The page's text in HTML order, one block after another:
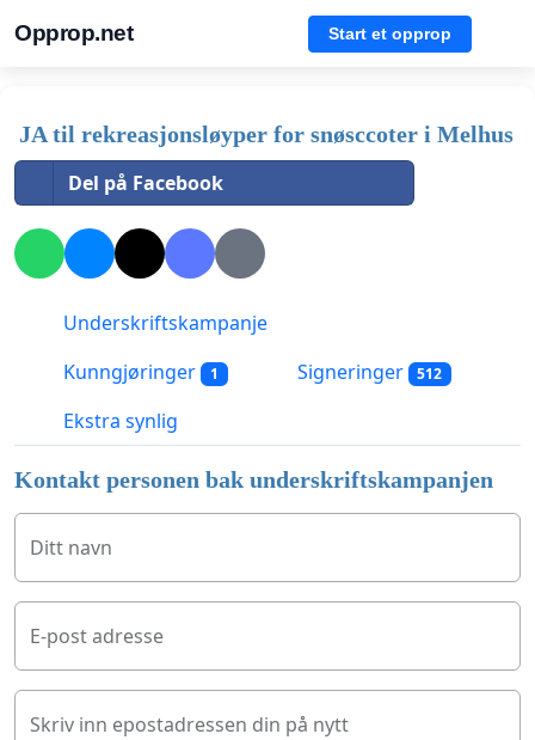
Opprop.net Start et opprop
JA til rekreasjonsløyper for snøsccoter i Melhus
Del på Facebook
Underskriftskampanje
Kunngjøringer
1 Signeringer 512
Ekstra synlig
Kontakt personen bak underskriftskampanjen
Ditt navn
E-post adresse
Skriv inn epostadressen din på nytt